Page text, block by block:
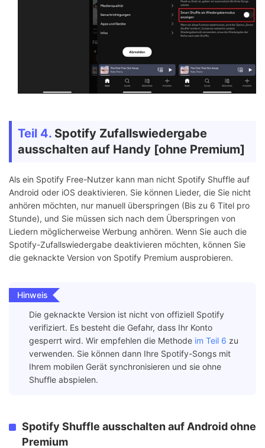
Teil 4. Spotify Zufallswiedergabe
ausschalten auf Handy [ohne Premium]
Als ein Spotify Free-Nutzer kann man nicht Spotify Shuffle auf
Android oder iOS deaktivieren. Sie können Lieder, die Sie nicht
anhören möchten, nur manuell überspringen (Bis zu 6 Titel pro
Stunde), und Sie müssen sich nach dem Überspringen von
Liedern möglicherweise Werbung anhören. Wenn Sie auch die
Spotify-Zufallswiedergabe deaktivieren möchten, können Sie
die geknackte Version von Spotify Premium ausprobieren.
Hinweis
Die geknackte Version ist nicht von offiziell Spotify
verifiziert. Es besteht die Gefahr, dass Ihr Konto
gesperrt wird. Wir empfehlen die Methode im Teil 6 zu
verwenden. Sie können dann Ihre Spotify-Songs mit
Ihrem mobilen Gerät synchronisieren und sie ohne
Shuffle abspielen.
Spotify Shuffle ausschalten auf Android ohne
Premium